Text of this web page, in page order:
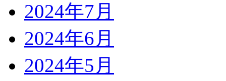
2024年7月
2024年6月
2024年5月